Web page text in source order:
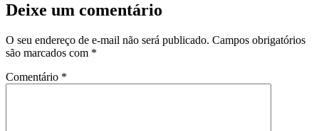
Deixe um comentário
O seu endereço de e-mail não será publicado. Campos obrigatórios
são marcados com *
Comentário *